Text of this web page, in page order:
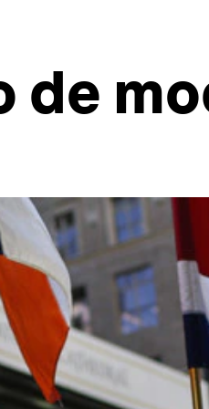
de